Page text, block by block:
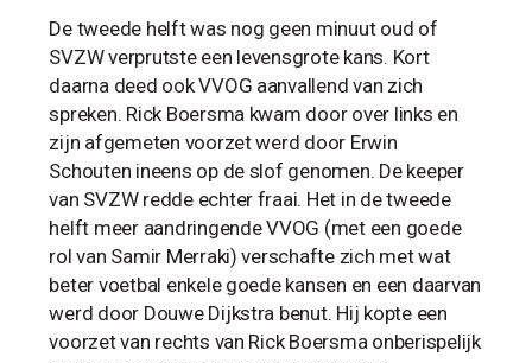
De tweede helft was nog geen minuut oud of
SVZW verprutste een levensgrote kans. Kort
daarna deed ook VVOG aanvallend van zich
spreken. Rick Boersma kwam door over links en
zijn afgemeten voorzet werd door Erwin
Schouten ineens op de slof genomen. De keeper
van SVZW redde echter fraai. Het in de tweede
helft meer aandringende VVOG (met een goede
rol van Samir Merraki) verschafte zich met wat
beter voetbal enkele goede kansen en een daarvan
werd door Douwe Dijkstra benut. Hij kopte een
voorzet van rechts van Rick Boersma onberispelijk